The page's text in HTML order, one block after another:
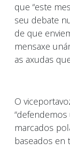
que “este
seu debate
de que
mensaxe
as axudas
O
marcados
baseados en